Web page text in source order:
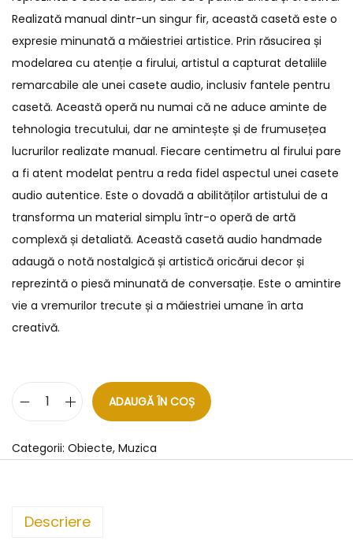
Realizată manual dintr-un singur fir, această casetă este o
expresie minunată a măiestriei artistice. Prin răsucirea și
modelarea cu atenție a firului, artistul a capturat detaliile
remarcabile ale unei casete audio, inclusiv fantele pentru
casetă. Această operă nu numai că ne aduce aminte de
tehnologia trecutului, dar ne amintește și de frumusețea
lucrurilor realizate manual. Fiecare centimetru al firului pare
a fi atent modelat pentru a reda fidel aspectul unei casete
audio autentice. Este o dovadă a abilităților artistului de a
transforma un material simplu într-o operă de artă
complexă și detaliată. Această casetă audio handmade
adaugă o notă nostalgică și artistică oricărui decor și
reprezintă o piesă minunată de conversație. Este o amintire
vie a vremurilor trecute și a măiestriei umane în arta
creativă.
ADAUGĂ ÎN COȘ
Categorii: Obiecte, Muzica
Descriere